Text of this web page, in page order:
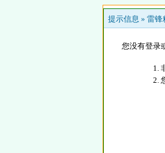
提示信息 » 雷锋
您没有登录